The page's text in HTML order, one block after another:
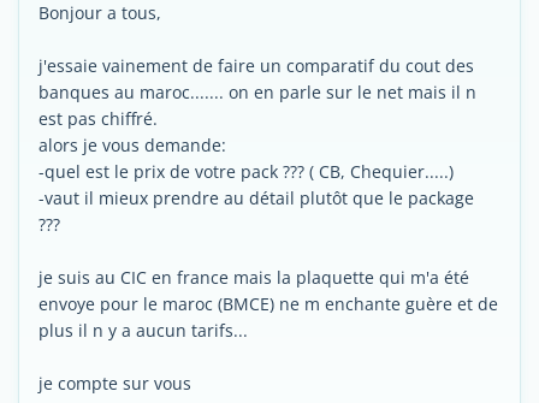
Bonjour a tous,
j'essaie vainement de faire un comparatif du cout des
banques au maroc....... on en parle sur le net mais il n
est pas chiffré.
alors je vous demande:
-quel est le prix de votre pack ??? ( CB, Chequier.....)
-vaut il mieux prendre au détail plutôt que le package
???
je suis au CIC en france mais la plaquette qui m'a été
envoye pour le maroc (BMCE) ne m enchante guère et de
plus il n y a aucun tarifs...
je compte sur vous